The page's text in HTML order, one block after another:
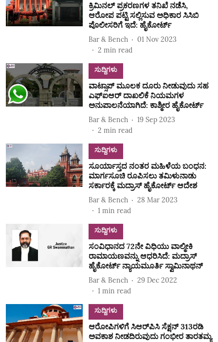
ಕ್ರಿಮಿನಲ್‌ ಪ್ರಕರಣಗಳ ತನಿಖೆ ನಡೆಸಿ,
ಆರೋಪ ಪಟ್ಟಿ ಸಲ್ಲಿಸುವ ಅಧಿಕಾರ ಸಿಸಿಬಿ
ಪೊಲೀಸರಿಗೆ ಇದೆ: ಹೈಕೋರ್ಟ್‌
Bar & Bench
01 Nov 2023
2 min read
ಸುದ್ದಿಗಳು
ವಾಟ್ಸಾಪ್ ಮೂಲಕ ದೂರು ನೀಡುವುದು ಸಹ
ಎಫ್ಐಆರ್ ದಾಖಲಿಕೆ ನಿಯಮಗಳ
ಅನುಪಾಲನೆಯಾಗಿದೆ: ಕಾಶ್ಮೀರ ಹೈಕೋರ್ಟ್
Bar & Bench
19 Sep 2023
2 min read
ಸುದ್ದಿಗಳು
ಸೂರ್ಯಾಸ್ತದ ನಂತರ ಮಹಿಳೆಯ ಬಂಧನ:
ಮಾರ್ಗಸೂಚಿ ರೂಪಿಸಲು ತಮಿಳುನಾಡು
ಸರ್ಕಾರಕ್ಕೆ ಮದ್ರಾಸ್ ಹೈಕೋರ್ಟ್ ಆದೇಶ
Bar & Bench
28 Mar 2023
1 min read
ಸುದ್ದಿಗಳು
ಸಂವಿಧಾನದ 72ನೇ ವಿಧಿಯು ವಾಲ್ಮೀಕಿ
ರಾಮಾಯಣವನ್ನು ಆಧರಿಸಿದೆ: ಮದ್ರಾಸ್
ಹೈಕೋರ್ಟ್ ನ್ಯಾಯಮೂರ್ತಿ ಸ್ವಾಮಿನಾಥನ್
Bar & Bench
29 Dec 2022
1 min read
ಸುದ್ದಿಗಳು
ಆರೋಪಿಗಳಿಗೆ ಸಿಆರ್‌ಪಿಸಿ ಸೆಕ್ಷನ್ 313ರಡಿ
ಅವಕಾಶ ನೀಡದಿರುವುದು ಗಂಭೀರ ತಾರತಮ್ಯ